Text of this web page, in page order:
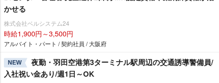
かせる
株式会社ベルシステム24
時給1,900円～3,500円
アルバイト・パート / 契約社員 / 大阪府
NEW
夜勤・羽田空港第3ターミナル駅周辺の交通誘導警備員/
入社祝い金あり/週1日～OK